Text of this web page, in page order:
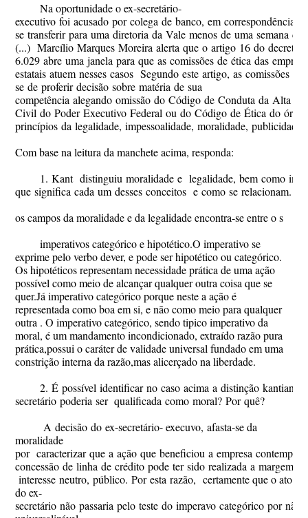
Na oportunidade o ex-secretário-
executivo foi acusado por colega de banco, em correspondência
se transferir para uma diretoria da Vale menos de uma semana
(...) Marcílio Marques Moreira alerta que o artigo 16 do decreto
6.029 abre uma janela para que as comissões de ética das
estatais atuem nesses casos Segundo este artigo, as comissões
se de proferir decisão sobre matéria de sua
competência alegando omissão do Código de Conduta da Alta
Civil do Poder Executivo Federal ou do Código de Ética do
princípios da legalidade, impessoalidade, moralidade,
Com base na leitura da manchete acima, responda:
1. Kant distinguiu moralidade e legalidade, bem como
que significa cada um desses conceitos e como se relacionam.
os campos da moralidade e da legalidade encontra-se entre o s
imperativos categórico e hipotético.O imperativo se
exprime pelo verbo dever, e pode ser hipotético ou categórico.
Os hipotéticos representam necessidade prática de uma ação
possível como meio de alcançar qualquer outra coisa que se
quer.Já imperativo categórico porque neste a ação é
representada como boa em si, e não como meio para qualquer
outra . O imperativo categórico, sendo tipico imperativo da
moral, é um mandamento incondicionado, extraído razão pura
prática,possui o caráter de validade universal fundado em uma
constrição interna da razão,mas alicerçado na liberdade.
2. É possível identificar no caso acima a distinção kantiana
secretário poderia ser qualificada como moral? Por quê?
A decisão do ex-secretário- execuvo, afasta-se da
moralidade
por caracterizar que a ação que beneﬁciou a empresa
concessão de linha de crédito pode ter sido realizada a margem
interesse neutro, público. Por esta razão, certamente que o ato
do ex-
secretário não passaria pelo teste do imperavo categórico por não